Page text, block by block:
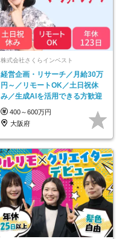
株式会社さくらインベスト
経営企画・リサーチ／月給30万
円～／リモートOK／土日祝休
み／生成AIを活用できる方歓迎
400～600万円
大阪府